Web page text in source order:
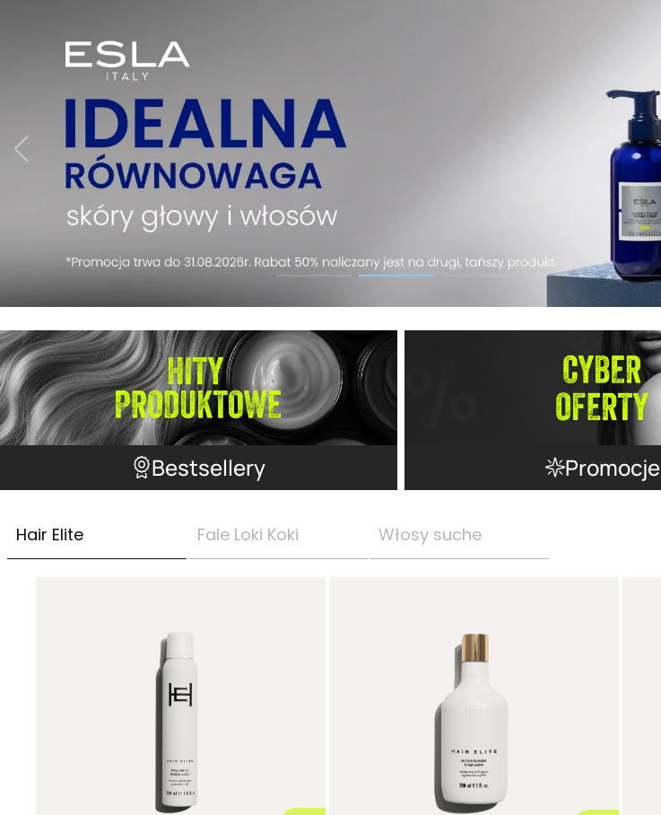
Bestsellery Promocje
Hair Elite Fale Loki Koki Włosy suche